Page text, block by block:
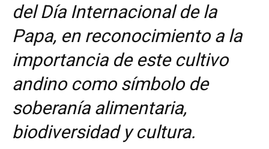
del Día Internacional de la
Papa, en reconocimiento a la
importancia de este cultivo
andino como símbolo de
soberanía alimentaria,
biodiversidad y cultura.